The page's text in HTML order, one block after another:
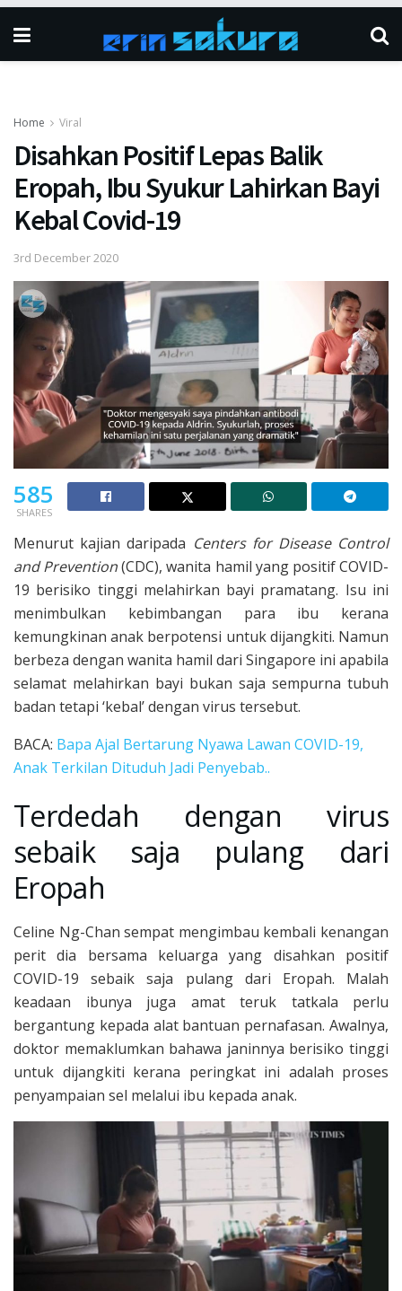
Home Viral
Disahkan Positif Lepas Balik
Eropah, Ibu Syukur Lahirkan Bayi
Kebal Covid-19
3rd December 2020
585
SHARES
Menurut kajian daripada Centers for Disease Control
and Prevention(CDC), wanita hamil yang positif COVID-
19 berisiko tinggi melahirkan bayi pramatang. Isu ini
menimbulkan kebimbangan para ibu kerana
kemungkinan anak berpotensi untuk dijangkiti. Namun
berbeza dengan wanita hamil dari Singapore ini apabila
selamat melahirkan bayi bukan saja sempurna tubuh
badan tetapi ‘kebal’ dengan virus tersebut.
BACA: Bapa Ajal Bertarung Nyawa Lawan COVID-19,
Anak Terkilan Dituduh Jadi Penyebab..
Terdedah dengan virus
sebaik saja pulang dari
Eropah
Celine Ng-Chan sempat mengimbau kembali kenangan
perit dia bersama keluarga yang disahkan positif
COVID-19 sebaik saja pulang dari Eropah. Malah
keadaan ibunya juga amat teruk tatkala perlu
bergantung kepada alat bantuan pernafasan. Awalnya,
doktor memaklumkan bahawa janinnya berisiko tinggi
untuk dijangkiti kerana peringkat ini adalah proses
penyampaian sel melalui ibu kepada anak.